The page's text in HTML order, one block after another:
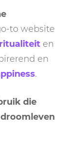
to website
en
en
.
die